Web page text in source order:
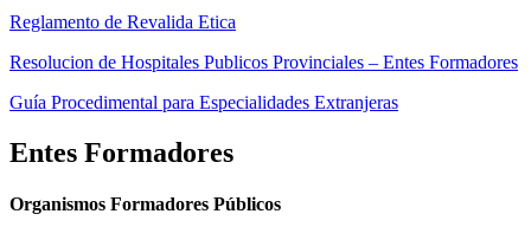
Reglamento de Revalida Etica
Resolucion de Hospitales Publicos Provinciales – Entes Formadores
Guía Procedimental para Especialidades Extranjeras
Entes Formadores
Organismos Formadores Públicos